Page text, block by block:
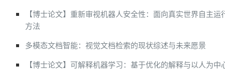
【博士论文】重新审视机器人安全性：面向真实世界自主
方法
多模态文档智能：视觉文档检索的现状综述与未来愿景
【博士论文】可解释机器学习：基于优化的解释与以人为中